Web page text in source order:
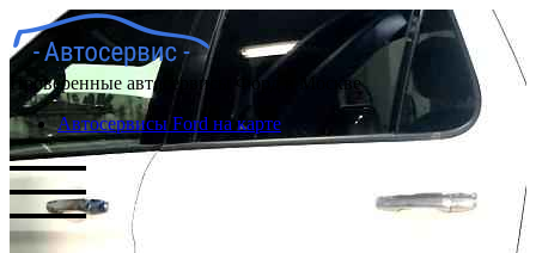
Проверенные автосервисы Форд в Москве
Автосервисы Ford на карте